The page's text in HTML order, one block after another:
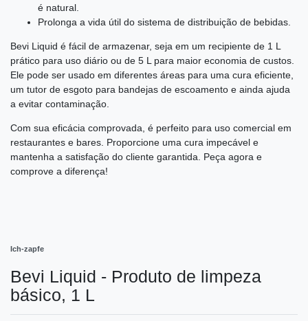
é natural.
Prolonga a vida útil do sistema de distribuição de bebidas.
Bevi Liquid é fácil de armazenar, seja em um recipiente de 1 L
prático para uso diário ou de 5 L para maior economia de custos.
Ele pode ser usado em diferentes áreas para uma cura eficiente,
um tutor de esgoto para bandejas de escoamento e ainda ajuda
a evitar contaminação.
Com sua eficácia comprovada, é perfeito para uso comercial em
restaurantes e bares. Proporcione uma cura impecável e
mantenha a satisfação do cliente garantida. Peça agora e
comprove a diferença!
Ich-zapfe
Bevi Liquid - Produto de limpeza
básico, 1 L